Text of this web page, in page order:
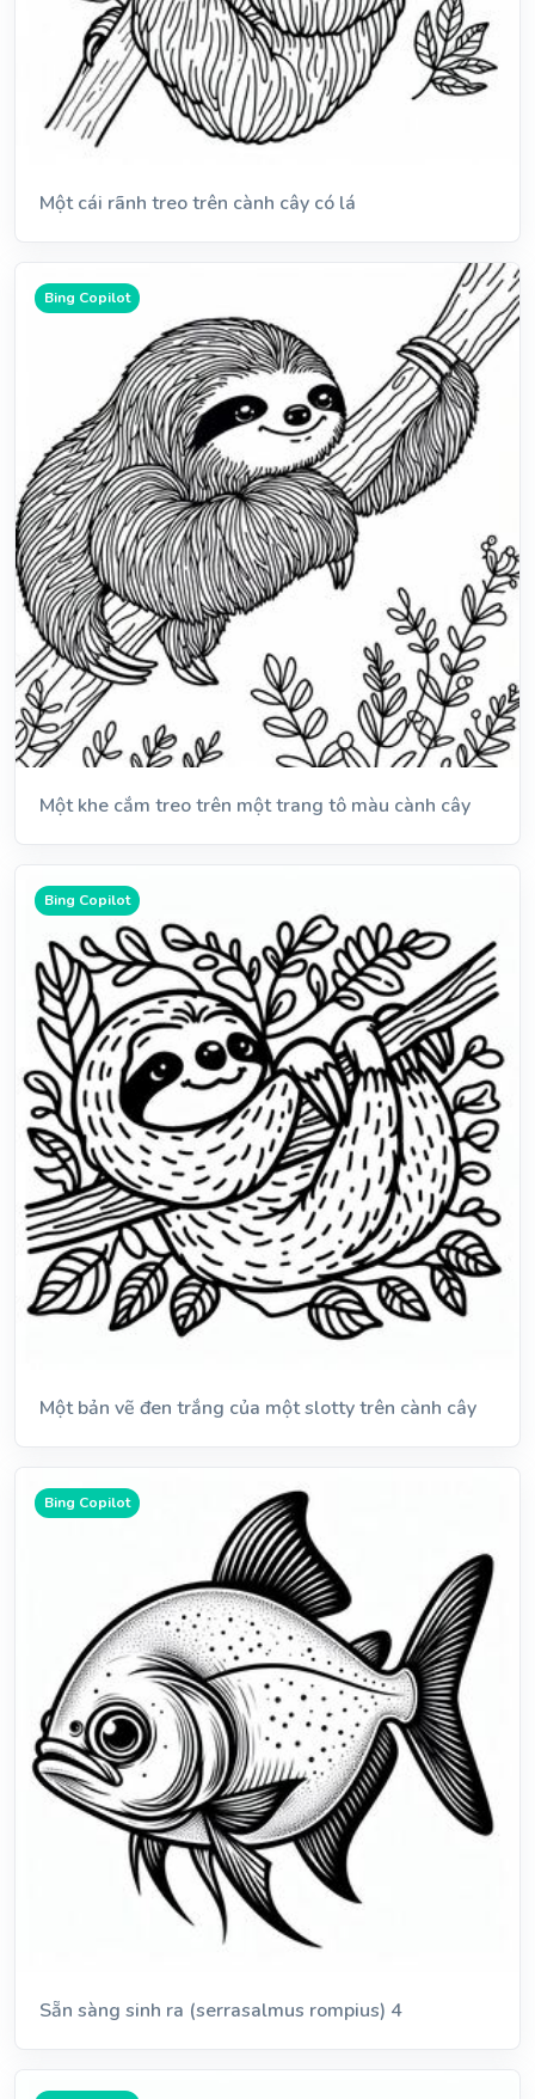
Một cái rãnh treo trên cành cây có lá
Bing Copilot
Một khe cắm treo trên một trang tô màu cành cây
Bing Copilot
Một bản vẽ đen trắng của một slotty trên cành cây
Bing Copilot
Sẵn sàng sinh ra (serrasalmus rompius) 4